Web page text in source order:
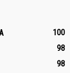
100
98
98